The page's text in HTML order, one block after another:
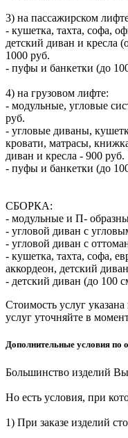
3) на пассажирском
- кушетка, тахта, софа,
детский диван и кресла
1000 руб.
- пуфы и банкетки (до
4) на грузовом лифте:
- модульные, угловые
руб.
- угловые диваны,
кровати, матрасы,
диван и кресла - 900 руб.
- пуфы и банкетки (до
СБОРКА:
- модульные и П-
- угловой диван с
- угловой диван с
- кушетка, тахта, софа,
аккордеон, детский
- детский диван (до 100
Стоимость услуг
услуг уточняйте в
Дополнительные условия по
Большинство изделий Вы
Но есть условия, при
1) При заказе изделий